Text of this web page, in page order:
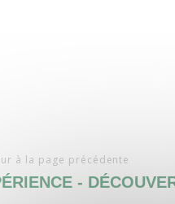
à la page précédente
-